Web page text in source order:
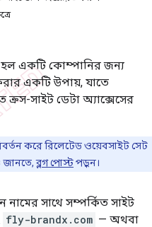
হল একটি কোম্পানির জন্য
একটি উপায়, যাতে
ক্রস-সাইট ডেটা অ্যাক্সেসের
করে রিলেটেড ওয়েবসাইট সেট
জানতে,ব্লগ পোস্টপড়ুন।
নামের সাথে সম্পর্কিত সাইট
fly-brandx.com — অথবা